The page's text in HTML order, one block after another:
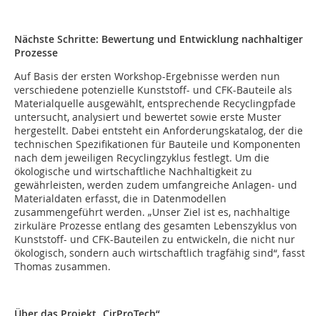
Nächste Schritte: Bewertung und Entwicklung nachhaltiger
Prozesse
Auf Basis der ersten Workshop-Ergebnisse werden nun
verschiedene potenzielle Kunststoff- und CFK-Bauteile als
Materialquelle ausgewählt, entsprechende Recyclingpfade
untersucht, analysiert und bewertet sowie erste Muster
hergestellt. Dabei entsteht ein Anforderungskatalog, der die
technischen Spezifikationen für Bauteile und Komponenten
nach dem jeweiligen Recyclingzyklus festlegt. Um die
ökologische und wirtschaftliche Nachhaltigkeit zu
gewährleisten, werden zudem umfangreiche Anlagen- und
Materialdaten erfasst, die in Datenmodellen
zusammengeführt werden. „Unser Ziel ist es, nachhaltige
zirkuläre Prozesse entlang des gesamten Lebenszyklus von
Kunststoff- und CFK-Bauteilen zu entwickeln, die nicht nur
ökologisch, sondern auch wirtschaftlich tragfähig sind“, fasst
Thomas zusammen.